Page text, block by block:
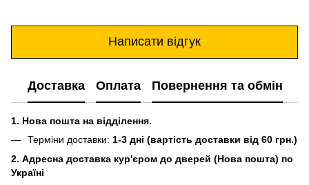
Написати відгук
Доставка Оплата Повернення та обмін
1. Нова пошта на відділення.
Терміни доставки: 1-3 дні (вартість доставки від 60 грн.)
2. Адресна доставка кур'єром до дверей (Нова пошта) по
Україні